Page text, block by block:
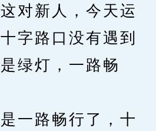
对新人，今天运
字路口没有遇到
绿灯，一路畅
路畅行了，十